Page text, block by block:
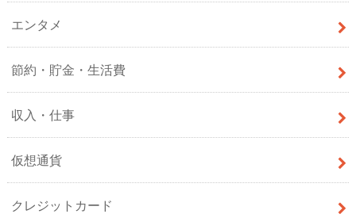
エンタメ
節約・貯金・生活費
収入・仕事
仮想通貨
クレジットカード